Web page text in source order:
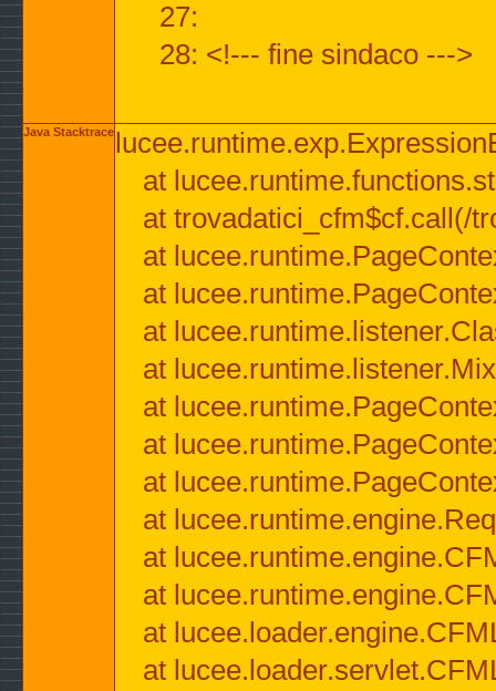
27:
28: <!--- fine sindaco --->
Java Stacktrace
at
at trovadatici_cfm$cf.call(/
at
at
at
at
at
at
at
at
at
at
at
at